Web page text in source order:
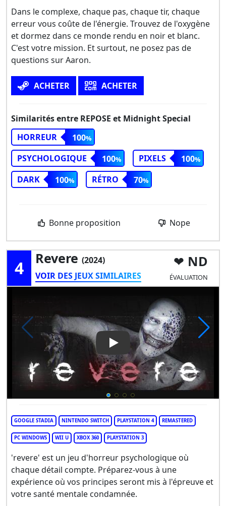
Dans le complexe, chaque pas, chaque tir, chaque
erreur vous coûte de l'énergie. Trouvez de l'oxygène
et dormez dans ce monde rendu en noir et blanc.
C'est votre mission. Et surtout, ne posez pas de
questions sur Aaron.
ACHETER ACHETER
Similarités entre REPOSE et Midnight Special
HORREUR
100
PSYCHOLOGIQUE
100 PIXELS
100
DARK
100 RÉTRO 70
Bonne proposition Nope
4 Revere (2024)
VOIR DES JEUX SIMILAIRES
ND
ÉVALUATION
Play Video: revere
GOOGLE STADIA NINTENDO SWITCH PLAYSTATION 4 REMASTERED
PC WINDOWS WII U XBOX 360 PLAYSTATION 3
'revere' est un jeu d'horreur psychologique où
chaque détail compte. Préparez-vous à une
expérience où vos principes seront mis à l'épreuve et
votre santé mentale condamnée.